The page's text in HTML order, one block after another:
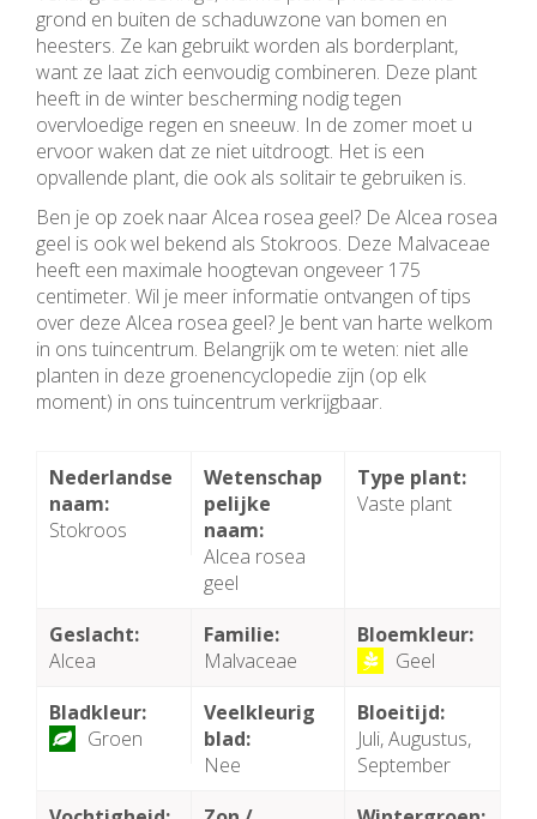
grond en buiten de schaduwzone van bomen en
heesters. Ze kan gebruikt worden als borderplant,
want ze laat zich eenvoudig combineren. Deze plant
heeft in de winter bescherming nodig tegen
overvloedige regen en sneeuw. In de zomer moet u
ervoor waken dat ze niet uitdroogt. Het is een
opvallende plant, die ook als solitair te gebruiken is.
Ben je op zoek naar Alcea rosea geel? De Alcea rosea
geel is ook wel bekend als Stokroos. Deze Malvaceae
heeft een maximale hoogtevan ongeveer 175
centimeter. Wil je meer informatie ontvangen of tips
over deze Alcea rosea geel? Je bent van harte welkom
in ons tuincentrum. Belangrijk om te weten: niet alle
planten in deze groenencyclopedie zijn (op elk
moment) in ons tuincentrum verkrijgbaar.
Nederlandse
naam:
Stokroos
Wetenschap
pelijke
naam:
Alcea rosea
geel
Type plant:
Vaste plant
Geslacht:
Alcea
Familie:
Malvaceae
Bloemkleur:
Geel
Bladkleur:
Groen
Veelkleurig
blad:
Nee
Bloeitijd:
Juli, Augustus,
September